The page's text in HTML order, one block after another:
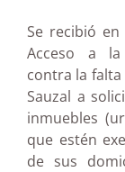
Se recibió
Acceso a la
contra la
Sauzal a
inmuebles
que estén
de sus